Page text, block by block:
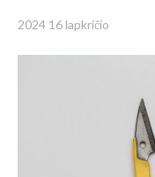
2024 16 lapkričio